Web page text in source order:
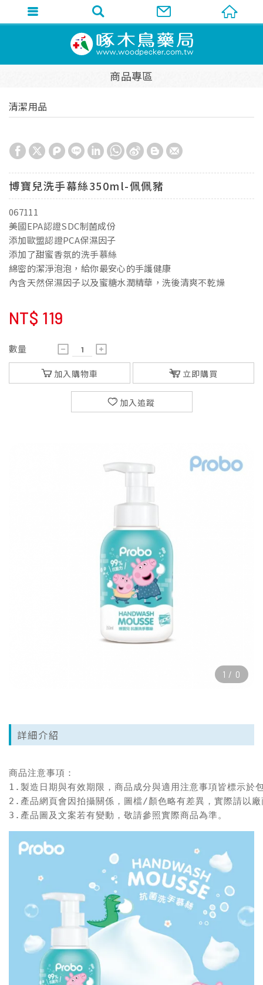
商品專區
清潔用品
博寶兒洗手幕絲350ml-佩佩豬
067111
美國EPA認證SDC制菌成份
添加歐盟認證PCA保濕因子
添加了甜蜜香氛的洗手慕絲
綿密的潔淨泡泡，給你最安心的手護健康
內含天然保濕因子以及蜜糖水潤精華，洗後清爽不乾燥
NT$ 119
數量
加入購物車 立即購買
加入追蹤
1 / 0
詳細介紹
商品注意事項：
1.製造日期與有效期限，商品成分與適用注意事項皆標示於
2.產品網頁會因拍攝關係，圖檔/顏色略有差異，實際請以
3.產品圖及文案若有變動，敬請參照實際商品為準。